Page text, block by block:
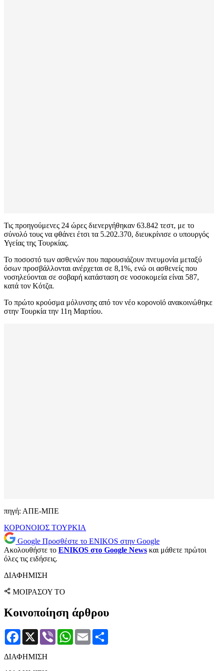
Τις προηγούμενες 24 ώρες διενεργήθηκαν 63.842 τεστ, με το
σύνολό τους να φθάνει έτσι τα 5.202.370, διευκρίνισε ο υπουργός
Υγείας της Τουρκίας.
Το ποσοστό των ασθενών που παρουσιάζουν πνευμονία μεταξύ
όσων προσβάλλονται ανέρχεται σε 8,1%, ενώ οι ασθενείς που
νοσηλεύονται σε σοβαρή κατάσταση σε νοσοκομεία είναι 587,
κατά τον Κότζα.
Το πρώτο κρούσμα μόλυνσης από τον νέο κορονοϊό ανακοινώθηκε
στην Τουρκία την 11η Μαρτίου.
πηγή: ΑΠΕ-ΜΠΕ
ΚΟΡΟΝΟΙΟΣ ΤΟΥΡΚΙΑ
Google Προσθέστε το ENIKOS στην Google
Ακολουθήστε το ENIKOS στο Google News και μάθετε πρώτοι
όλες τις ειδήσεις.
ΔΙΑΦΗΜΙΣΗ
ΜΟΙΡΑΣΟΥ ΤΟ
Κοινοποίηση άρθρου
Facebook
X Viber WhatsApp
Email
ΔΙΑΦΗΜΙΣΗ